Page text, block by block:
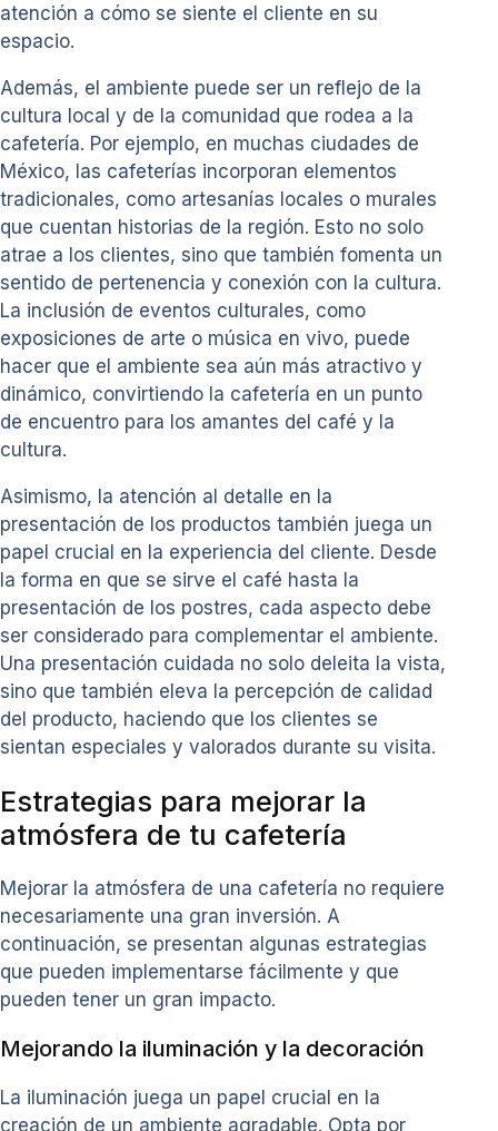
atención a cómo se siente el cliente en su
espacio.
Además, el ambiente puede ser un reflejo de la
cultura local y de la comunidad que rodea a la
cafetería. Por ejemplo, en muchas ciudades de
México, las cafeterías incorporan elementos
tradicionales, como artesanías locales o murales
que cuentan historias de la región. Esto no solo
atrae a los clientes, sino que también fomenta un
sentido de pertenencia y conexión con la cultura.
La inclusión de eventos culturales, como
exposiciones de arte o música en vivo, puede
hacer que el ambiente sea aún más atractivo y
dinámico, convirtiendo la cafetería en un punto
de encuentro para los amantes del café y la
cultura.
Asimismo, la atención al detalle en la
presentación de los productos también juega un
papel crucial en la experiencia del cliente. Desde
la forma en que se sirve el café hasta la
presentación de los postres, cada aspecto debe
ser considerado para complementar el ambiente.
Una presentación cuidada no solo deleita la vista,
sino que también eleva la percepción de calidad
del producto, haciendo que los clientes se
sientan especiales y valorados durante su visita.
Estrategias para mejorar la
atmósfera de tu cafetería
Mejorar la atmósfera de una cafetería no requiere
necesariamente una gran inversión. A
continuación, se presentan algunas estrategias
que pueden implementarse fácilmente y que
pueden tener un gran impacto.
Mejorando la iluminación y la decoración
La iluminación juega un papel crucial en la
creación de un ambiente agradable. Opta por